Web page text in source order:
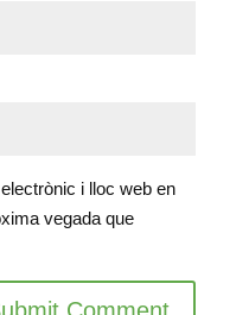
i lloc web en
vegada que